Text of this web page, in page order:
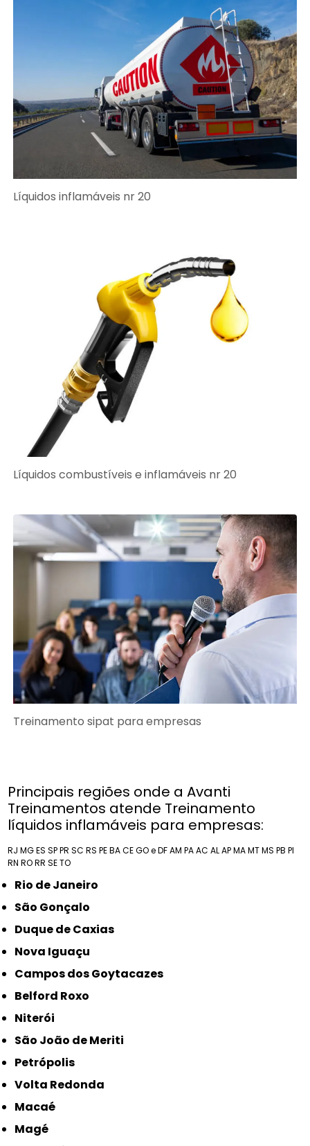
Líquidos inflamáveis nr 20
Líquidos combustíveis e inflamáveis nr 20
Treinamento sipat para empresas
Principais regiões onde a Avanti
Treinamentos atende Treinamento
líquidos inflamáveis para empresas:
RJ MGES SPPR SC RS PEBACEGO e DFAM PAAC ALAPMAMTMS PB PI
RN RORR SETO
Rio de Janeiro
São Gonçalo
Duque de Caxias
Nova Iguaçu
Campos dos Goytacazes
Belford Roxo
Niterói
São João de Meriti
Petrópolis
Volta Redonda
Macaé
Magé